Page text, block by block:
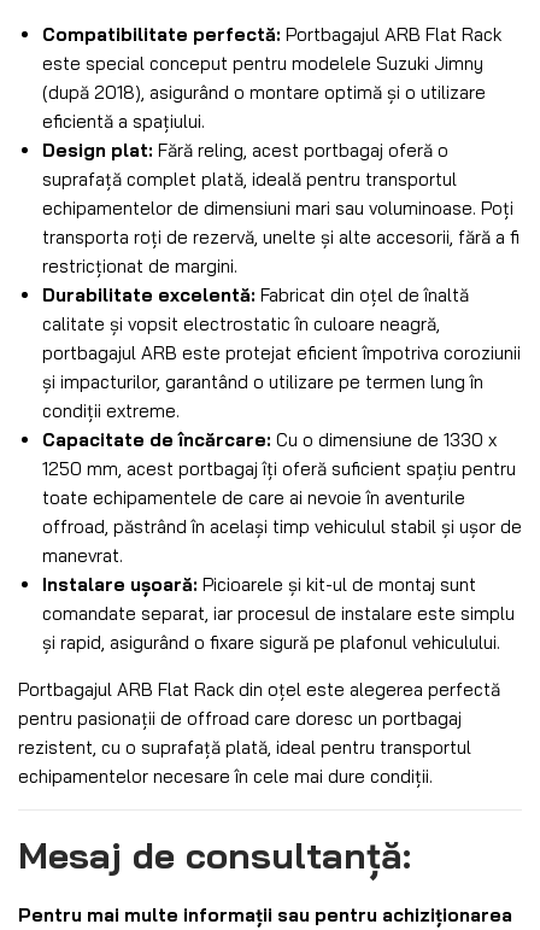
Compatibilitate perfectă: Portbagajul ARB Flat Rack
este special conceput pentru modelele Suzuki Jimny
(după 2018), asigurând o montare optimă și o utilizare
eficientă a spațiului.
Design plat: Fără reling, acest portbagaj oferă o
suprafață complet plată, ideală pentru transportul
echipamentelor de dimensiuni mari sau voluminoase. Poți
transporta roți de rezervă, unelte și alte accesorii, fără a fi
restricționat de margini.
Durabilitate excelentă: Fabricat din oțel de înaltă
calitate și vopsit electrostatic în culoare neagră,
portbagajul ARB este protejat eficient împotriva coroziunii
și impacturilor, garantând o utilizare pe termen lung în
condiții extreme.
Capacitate de încărcare: Cu o dimensiune de 1330 x
1250 mm, acest portbagaj îți oferă suficient spațiu pentru
toate echipamentele de care ai nevoie în aventurile
offroad, păstrând în același timp vehiculul stabil și ușor de
manevrat.
Instalare ușoară: Picioarele și kit-ul de montaj sunt
comandate separat, iar procesul de instalare este simplu
și rapid, asigurând o fixare sigură pe plafonul vehiculului.
Portbagajul ARB Flat Rack din oțel este alegerea perfectă
pentru pasionații de offroad care doresc un portbagaj
rezistent, cu o suprafață plată, ideal pentru transportul
echipamentelor necesare în cele mai dure condiții.
Mesaj de consultanță:
Pentru mai multe informații sau pentru achiziționarea